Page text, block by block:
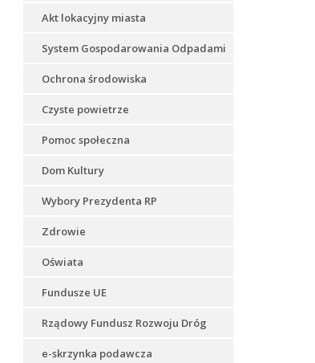
Akt lokacyjny miasta
System Gospodarowania Odpadami
Ochrona środowiska
Czyste powietrze
Pomoc społeczna
Dom Kultury
Wybory Prezydenta RP
Zdrowie
Oświata
Fundusze UE
Rządowy Fundusz Rozwoju Dróg
e-skrzynka podawcza